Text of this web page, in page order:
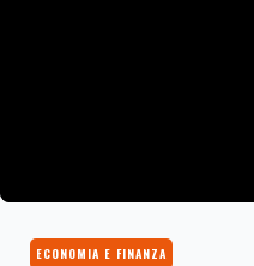
ECONOMIA E FINANZA